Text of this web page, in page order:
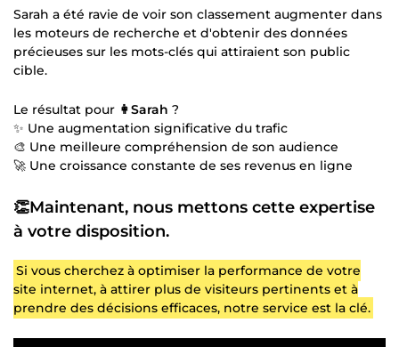
Sarah a été ravie de voir son classement augmenter dans
les moteurs de recherche et d'obtenir des données
précieuses sur les mots-clés qui attiraient son public
cible.
Le résultat pour 👩Sarah ?
✨ Une augmentation significative du trafic
🎨 Une meilleure compréhension de son audience
🚀 Une croissance constante de ses revenus en ligne
👏Maintenant, nous mettons cette expertise
à votre disposition.
Si vous cherchez à optimiser la performance de votre
site internet, à attirer plus de visiteurs pertinents et à
prendre des décisions efficaces, notre service est la clé.